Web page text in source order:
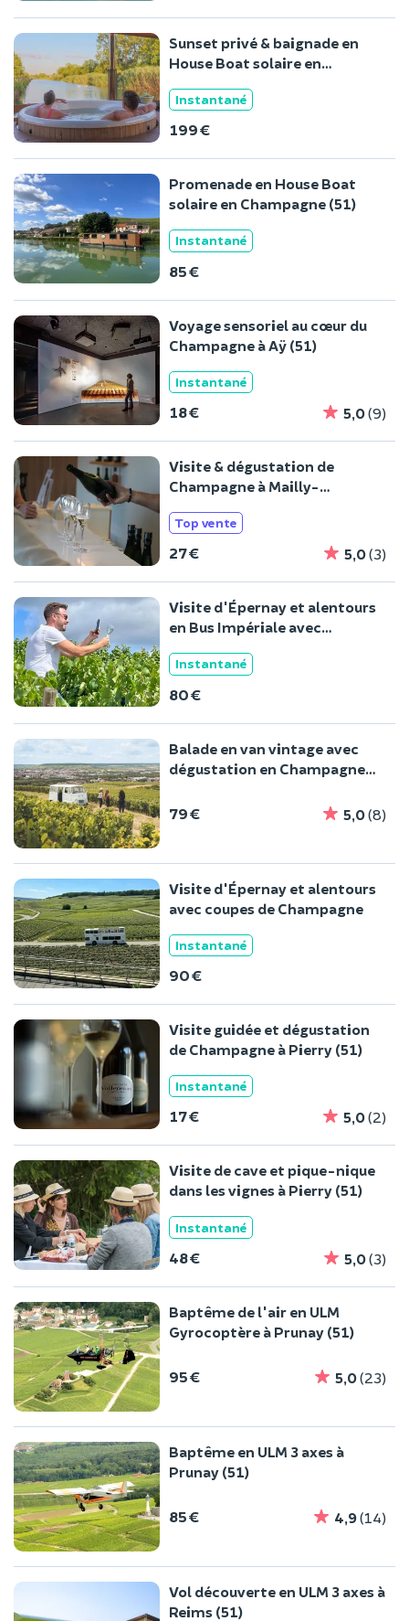
Sunset privé & baignade en
House Boat solaire en
Instantané
199 €
Promenade en House Boat
solaire en Champagne (51)
Instantané
85 €
Voyage sensoriel au cœur du
Champagne à Aÿ (51)
Instantané
18 € 5,0(9)
Visite & dégustation de
Champagne à Mailly-
Top vente
27 € 5,0(3)
Visite d'Épernay et alentours
en Bus Impériale avec
Instantané
80 €
Balade en van vintage avec
dégustation en Champagne
79 € 5,0(8)
Visite d'Épernay et alentours
avec coupes de Champagne
Instantané
90 €
Visite guidée et dégustation
de Champagne à Pierry (51)
Instantané
17 € 5,0(2)
Visite de cave et pique-nique
dans les vignes à Pierry (51)
Instantané
48 € 5,0(3)
Baptême de l'air en ULM
Gyrocoptère à Prunay (51)
95 € 5,0(23)
Baptême en ULM 3 axes à
Prunay (51)
85 € 4,9(14)
Vol découverte en ULM 3 axes à
Reims (51)